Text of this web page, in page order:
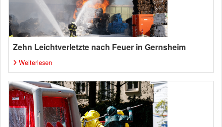
Zehn Leichtverletzte nach Feuer in Gernsheim
Weiterlesen